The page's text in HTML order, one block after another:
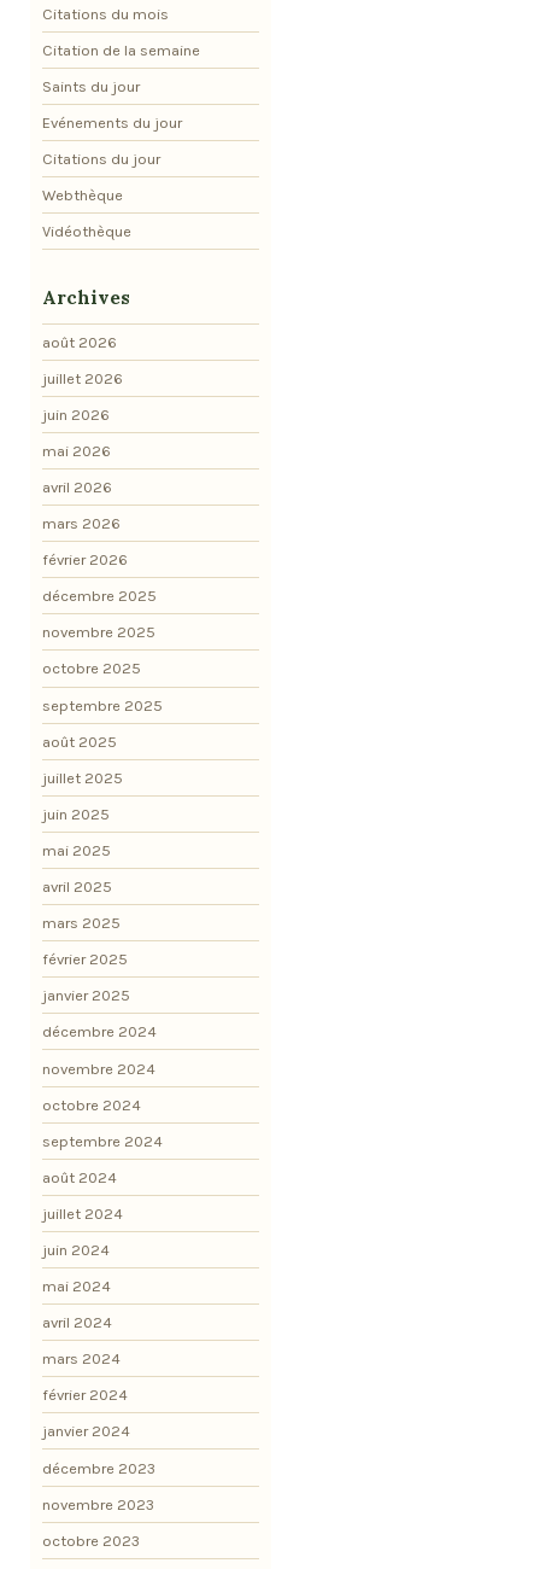
Citations du mois
Citation de la semaine
Saints du jour
Evénements du jour
Citations du jour
Webthèque
Vidéothèque
Archives
août 2026
juillet 2026
juin 2026
mai 2026
avril 2026
mars 2026
février 2026
décembre 2025
novembre 2025
octobre 2025
septembre 2025
août 2025
juillet 2025
juin 2025
mai 2025
avril 2025
mars 2025
février 2025
janvier 2025
décembre 2024
novembre 2024
octobre 2024
septembre 2024
août 2024
juillet 2024
juin 2024
mai 2024
avril 2024
mars 2024
février 2024
janvier 2024
décembre 2023
novembre 2023
octobre 2023